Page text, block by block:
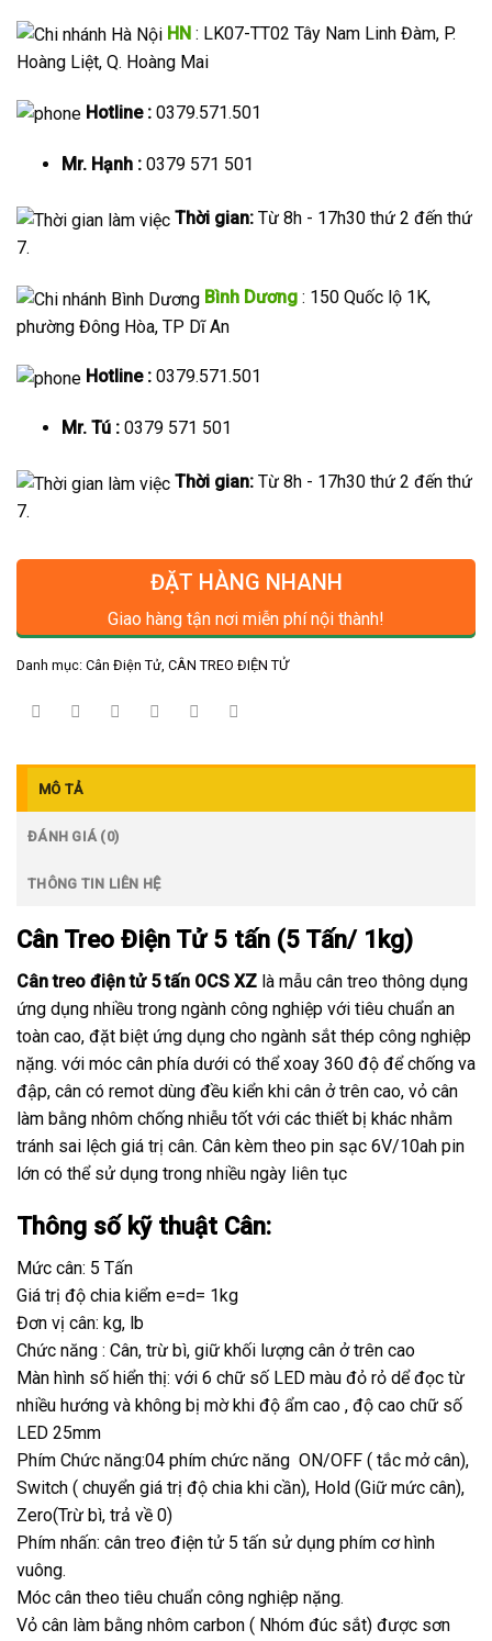
HN : LK07-TT02 Tây Nam Linh Đàm, P.
Hoàng Liệt, Q. Hoàng Mai
Hotline : 0379.571.501
Mr. Hạnh :0379 571 501
Thời gian: Từ 8h - 17h30 thứ 2 đến thứ
7.
Bình Dương : 150 Quốc lộ 1K,
phường Đông Hòa, TP Dĩ An
Hotline : 0379.571.501
Mr. Tú :0379 571 501
Thời gian: Từ 8h - 17h30 thứ 2 đến thứ
7.
ĐẶT HÀNG NHANH
Giao hàng tận nơi miễn phí nội thành!
Danh mục: Cân Điện Tử CÂN TREO ĐIỆN TỬ
MÔ TẢ
ĐÁNH GIÁ (0)
THÔNG TIN LIÊN HỆ
Cân Treo Điện Tử 5 tấn (5 Tấn/ 1kg)
Cân treo điện tử 5 tấn OCS XZ là mẫu cân treo thông dụng
ứng dụng nhiều trong ngành công nghiệp với tiêu chuẩn an
toàn cao, đặt biệt ứng dụng cho ngành sắt thép công nghiệp
nặng. với móc cân phía dưới có thể xoay 360 độ để chống va
đập, cân có remot dùng đều kiển khi cân ở trên cao, vỏ cân
làm bằng nhôm chống nhiễu tốt với các thiết bị khác nhằm
tránh sai lệch giá trị cân. Cân kèm theo pin sạc 6V/10ah pin
lớn có thể sử dụng trong nhiều ngày liên tục
Thông số kỹ thuật Cân:
Mức cân: 5 Tấn
Giá trị độ chia kiểm e=d= 1kg
Đơn vị cân: kg, lb
Chức năng : Cân, trừ bì, giữ khối lượng cân ở trên cao
Màn hình số hiển thị: với 6 chữ số LED màu đỏ rỏ dể đọc từ
nhiều hướng và không bị mờ khi độ ẩm cao , độ cao chữ số
LED 25mm
Phím Chức năng:04 phím chức năng ON/OFF ( tắc mở cân),
Switch ( chuyển giá trị độ chia khi cần), Hold (Giữ mức cân),
Zero(Trừ bì, trả về 0)
Phím nhấn: cân treo điện tử 5 tấn sử dụng phím cơ hình
vuông.
Móc cân theo tiêu chuẩn công nghiệp nặng.
Vỏ cân làm bằng nhôm carbon ( Nhóm đúc sắt) được sơn